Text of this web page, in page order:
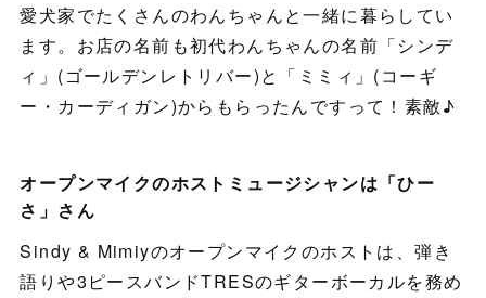
愛犬家でたくさんのわんちゃんと一緒に暮らしてい
ます。お店の名前も初代わんちゃんの名前「シンデ
ィ」(ゴールデンレトリバー)と「ミミィ」(コーギ
ー・カーディガン)からもらったんですって！素敵♪
オープンマイクのホストミュージシャンは「ひー
さ」さん
Sindy & Mimiyのオープンマイクのホストは、弾き
語りや3ピースバンドTRESのギターボーカルを務め